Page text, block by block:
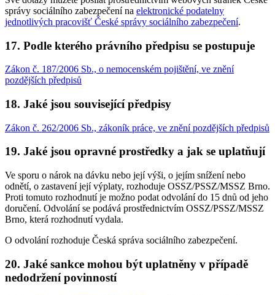
správy sociálního zabezpečení na elektronické podatelny
jednotlivých pracovišť České správy sociálního zabezpečení.
17. Podle kterého právního předpisu se postupuje
Zákon č. 187/2006 Sb., o nemocenském pojištění, ve znění
pozdějších předpisů
18. Jaké jsou související předpisy
Zákon č. 262/2006 Sb., zákoník práce, ve znění pozdějších předpisů
19. Jaké jsou opravné prostředky a jak se uplatňují
Ve sporu o nárok na dávku nebo její výši, o jejím snížení nebo
odnětí, o zastavení její výplaty, rozhoduje OSSZ/PSSZ/MSSZ Brno.
Proti tomuto rozhodnutí je možno podat odvolání do 15 dnů od jeho
doručení. Odvolání se podává prostřednictvím OSSZ/PSSZ/MSSZ
Brno, která rozhodnutí vydala.
O odvolání rozhoduje Česká správa sociálního zabezpečení.
20. Jaké sankce mohou být uplatněny v případě
nedodržení povinností